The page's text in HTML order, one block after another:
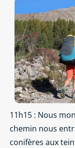
11h15 : Nous
chemin nous
conifères aux